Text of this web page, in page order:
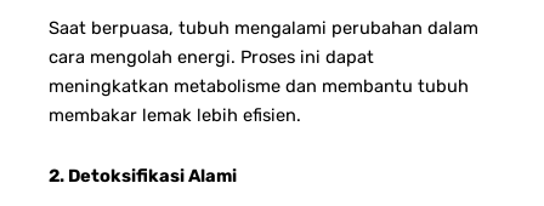
Saat berpuasa, tubuh mengalami perubahan dalam
cara mengolah energi. Proses ini dapat
meningkatkan metabolisme dan membantu tubuh
membakar lemak lebih efisien.
2. Detoksifikasi Alami